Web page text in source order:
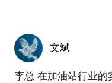
长？ 如何让油站员工
各位油站老板或高管
用户为中心，不要害
文斌
李总 在加油站行业的